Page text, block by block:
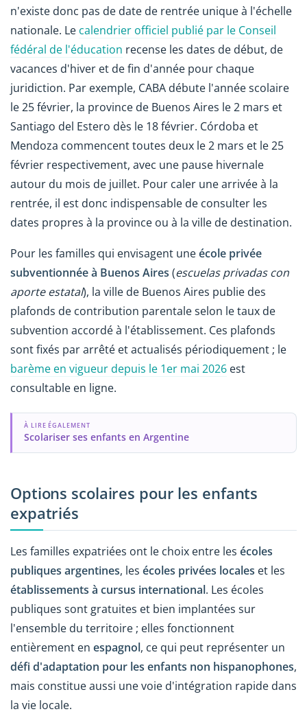
n'existe donc pas de date de rentrée unique à l'échelle
nationale. Le calendrier officiel publié par le Conseil
fédéral de l'éducation recense les dates de début, de
vacances d'hiver et de fin d'année pour chaque
juridiction. Par exemple, CABA débute l'année scolaire
le 25 février, la province de Buenos Aires le 2 mars et
Santiago del Estero dès le 18 février. Córdoba et
Mendoza commencent toutes deux le 2 mars et le 25
février respectivement, avec une pause hivernale
autour du mois de juillet. Pour caler une arrivée à la
rentrée, il est donc indispensable de consulter les
dates propres à la province ou à la ville de destination.
Pour les familles qui envisagent uneécole privée
subventionnée à Buenos Aires (escuelas privadas con
aporte estatal), la ville de Buenos Aires publie des
plafonds de contribution parentale selon le taux de
subvention accordé à l'établissement. Ces plafonds
sont fixés par arrêté et actualisés périodiquement ; le
barème en vigueur depuis le 1er mai 2026 est
consultable en ligne.
À LIRE ÉGALEMENT
Scolariser ses enfants en Argentine
Options scolaires pour les enfants
expatriés
Les familles expatriées ont le choix entre les écoles
publiques argentines, les écoles privées locales et les
établissements à cursus international. Les écoles
publiques sont gratuites et bien implantées sur
l'ensemble du territoire ; elles fonctionnent
entièrement en espagnol, ce qui peut représenter un
défi d'adaptation pour les enfants non hispanophones,
mais constitue aussi une voie d'intégration rapide dans
la vie locale.